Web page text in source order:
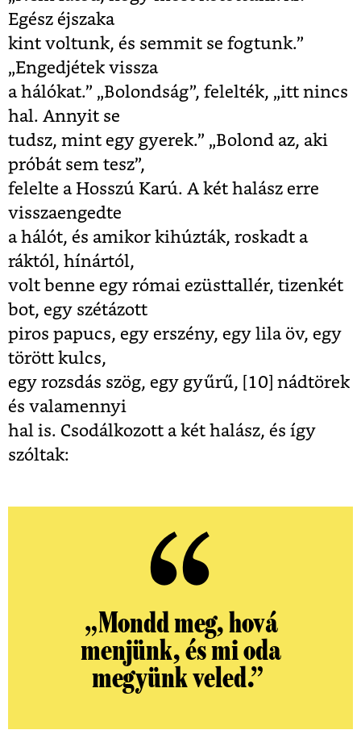
Egész éjszaka
kint voltunk, és semmit se fogtunk.”
„Engedjétek vissza
a hálókat.” „Bolondság”, felelték, „itt nincs
hal. Annyit se
tudsz, mint egy gyerek.” „Bolond az, aki
próbát sem tesz”,
felelte a Hosszú Karú. A két halász erre
visszaengedte
a hálót, és amikor kihúzták, roskadt a
ráktól, hínártól,
volt benne egy római ezüsttallér, tizenkét
bot, egy szétázott
piros papucs, egy erszény, egy lila öv, egy
törött kulcs,
egy rozsdás szög, egy gyűrű, [10] nádtörek
és valamennyi
hal is. Csodálkozott a két halász, és így
szóltak:
„Mondd meg, hová
menjünk, és mi oda
megyünk veled.”